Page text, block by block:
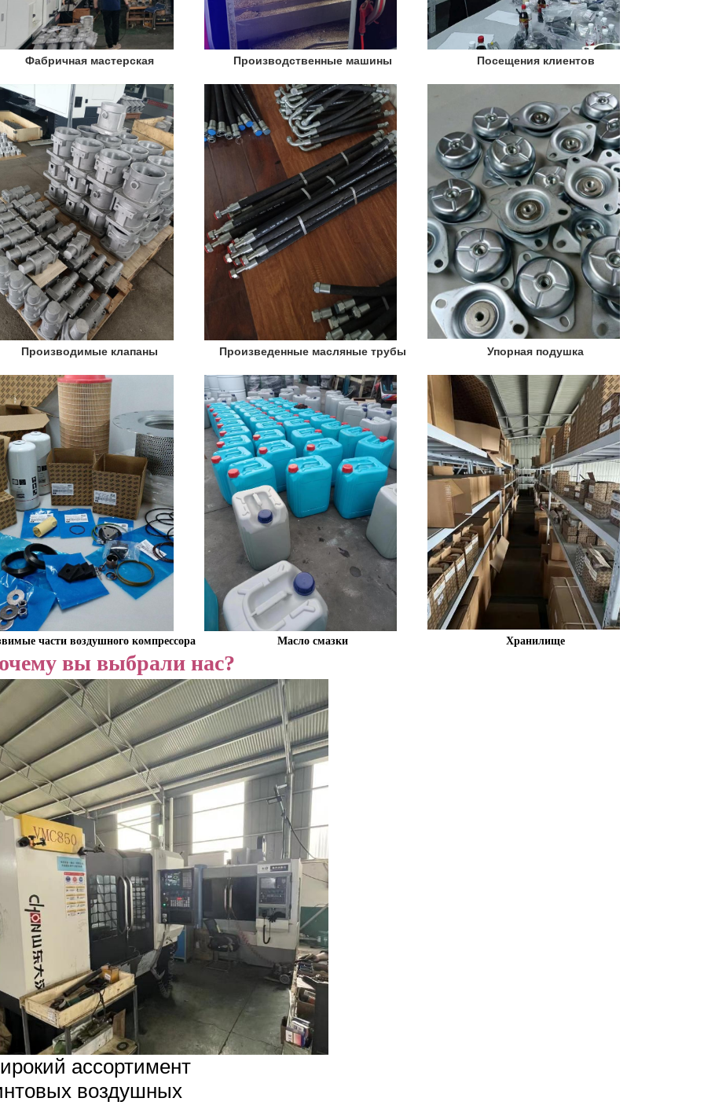
Фабричная мастерская Производственные машины Посещения клиентов
Производимые клапаны Произведенные масляные трубы Упорная подушка
части воздушного компрессора Масло смазки Хранилище
вы выбрали нас?
ассортимент
воздушных